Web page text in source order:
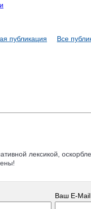
публикация Все
лексикой,
Ваш E-